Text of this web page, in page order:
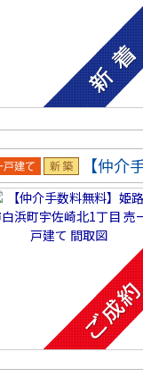
戸建 新築
【仲